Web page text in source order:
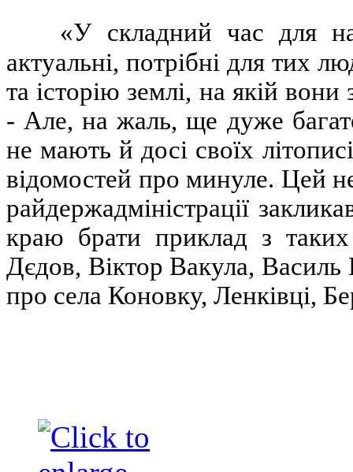
«У складний час для
актуальні, потрібні для тих
та історію землі, на якій
- Але, на жаль, ще дуже
не мають й досі своїх
відомостей про минуле. Цей
райдержадміністрації
краю брати приклад з
Дєдов, Віктор Вакула, Василь
про села Коновку, Ленківці,